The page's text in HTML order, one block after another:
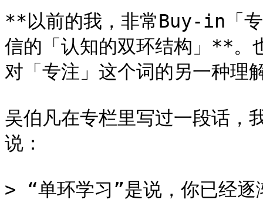
**以前的我，非常Buy-in「专
信的「认知的双环结构」**。
对「专注」这个词的另一种理
吴伯凡在专栏里写过一段话，
说：
> “单环学习”是说，你已经逐